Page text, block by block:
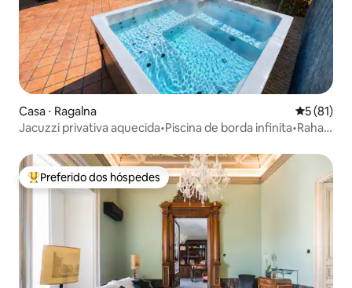
Casa ⋅ Ragalna 5 de uma
5 (81)
Jacuzzi privativa aquecida•Piscina de borda infinita•Rahal
Entre os melhores preferidos dos hóspedes
Preferido dos hóspedes